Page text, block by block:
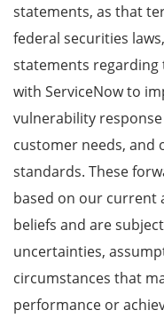
statements, as that
federal securities
statements regarding
with ServiceNow to
vulnerability
customer needs, and
standards. These
based on our current
beliefs and are
uncertainties,
circumstances that
performance or